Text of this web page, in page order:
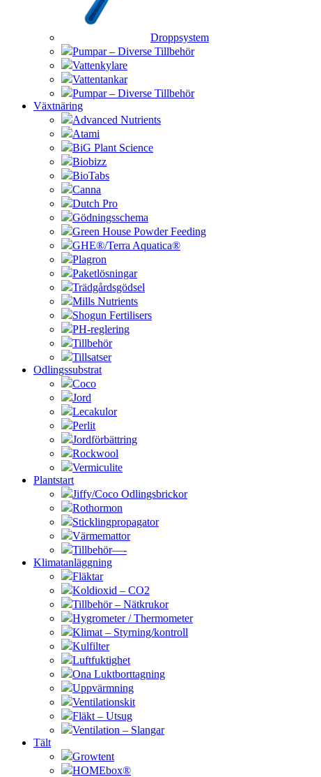
Droppsystem
Pumpar – Diverse Tillbehör
Vattenkylare
Vattentankar
Pumpar – Diverse Tillbehör
Växtnäring
Advanced Nutrients
Atami
BiG Plant Science
Biobizz
BioTabs
Canna
Dutch Pro
Gödningsschema
Green House Powder Feeding
GHE®/Terra Aquatica®
Plagron
Paketlösningar
Trädgårdsgödsel
Mills Nutrients
Shogun Fertilisers
PH-reglering
Tillbehör
Tillsatser
Odlingssubstrat
Coco
Jord
Lecakulor
Perlit
Jordförbättring
Rockwool
Vermiculite
Plantstart
Jiffy/Coco Odlingsbrickor
Rothormon
Sticklingpropagator
Värmemattor
Tillbehör—-
Klimatanläggning
Fläktar
Koldioxid – CO2
Tillbehör – Nätkrukor
Hygrometer / Thermometer
Klimat – Styrning/kontroll
Kulfilter
Luftfuktighet
Ona Luktborttagning
Uppvärmning
Ventilationskit
Fläkt – Utsug
Ventilation – Slangar
Tält
Growtent
HOMEbox®